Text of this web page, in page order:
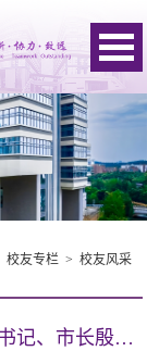
校友专栏 > 校友风采
北京市委书记尹力，市委副书记、市长殷勇调研我院04级韩峰涛校友企业千寻智能